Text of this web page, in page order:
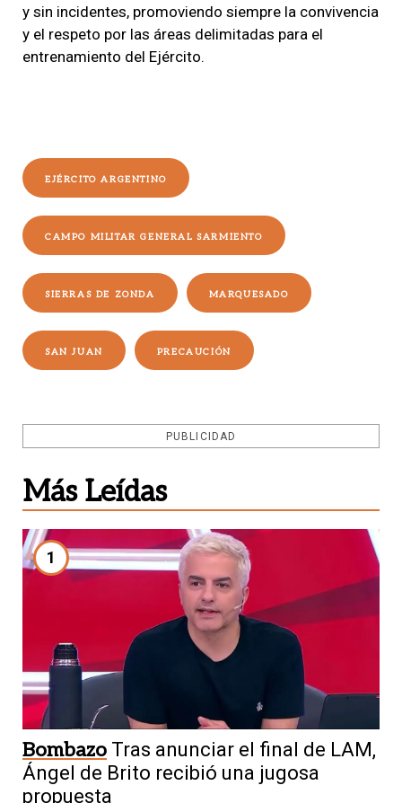
y sin incidentes, promoviendo siempre la convivencia
y el respeto por las áreas delimitadas para el
entrenamiento del Ejército.
EJÉRCITO ARGENTINO
CAMPO MILITAR GENERAL SARMIENTO
SIERRAS DE ZONDA MARQUESADO
SAN JUAN PRECAUCIÓN
PUBLICIDAD
Más Leídas
1
Bombazo Tras anunciar el final de LAM,
Ángel de Brito recibió una jugosa
propuesta